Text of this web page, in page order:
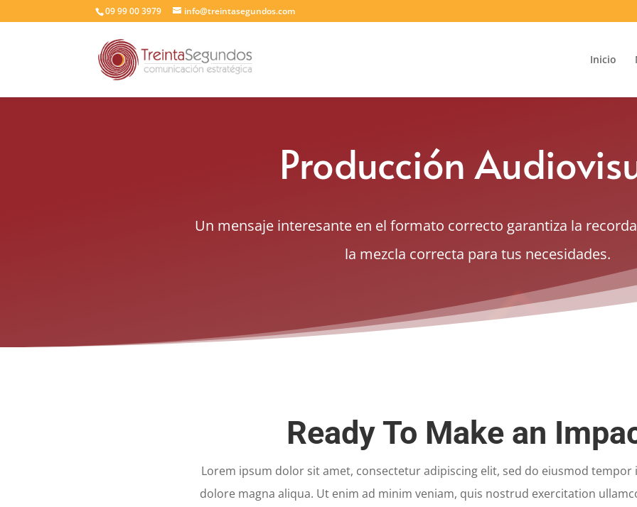
09 99 00 3979 info@treintasegundos.com
Inicio
Producción
Un mensaje interesante en el formato correcto garantiza la
la mezcla correcta para tus necesidades.
Ready To Make an
Lorem ipsum dolor sit amet, consectetur adipiscing elit, sed do eiusmod
dolore magna aliqua. Ut enim ad minim veniam, quis nostrud exercitation